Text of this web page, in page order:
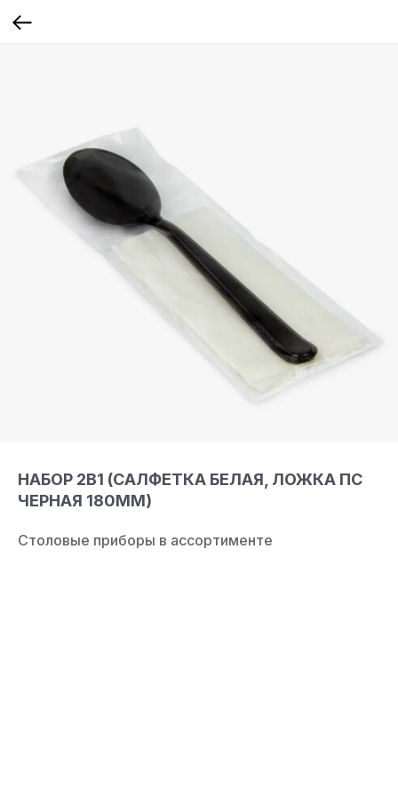
НАБОР 2В1 (САЛФЕТКА БЕЛАЯ, ЛОЖКА ПС
ЧЕРНАЯ 180ММ)
Столовые приборы в ассортименте